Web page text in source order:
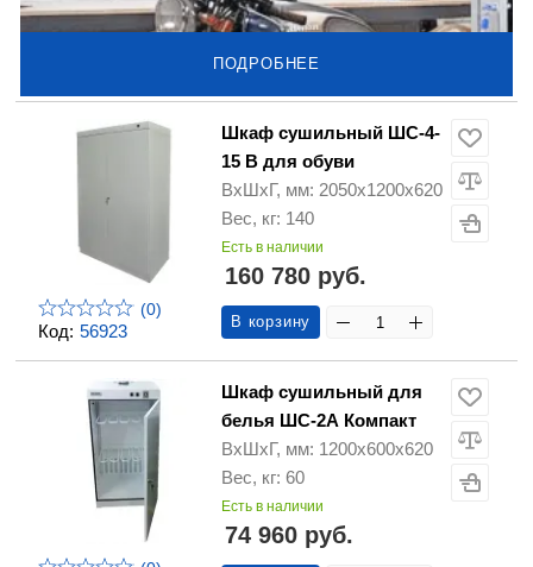
ПОДРОБНЕЕ
Код: 56923
(0)
Шкаф сушильный ШС-4-
15 В для обуви
ВхШхГ, мм: 2050х1200х620
Вес, кг: 140
Есть в наличии
160 780 руб.
В корзину
Шкаф сушильный для
белья ШС-2А Компакт
ВхШхГ, мм: 1200х600х620
Вес, кг: 60
Есть в наличии
74 960 руб.